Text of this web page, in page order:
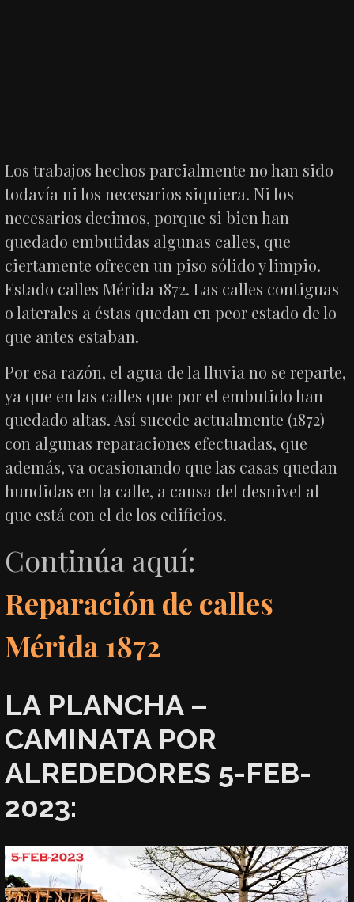
Los trabajos hechos parcialmente no han sido
todavía ni los necesarios siquiera. Ni los
necesarios decimos, porque si bien han
quedado embutidas algunas calles, que
ciertamente ofrecen un piso sólido y limpio.
Estado calles Mérida 1872. Las calles contiguas
o laterales a éstas quedan en peor estado de lo
que antes estaban.
Por esa razón, el agua de la lluvia no se reparte,
ya que en las calles que por el embutido han
quedado altas. Así sucede actualmente (1872)
con algunas reparaciones efectuadas, que
además, va ocasionando que las casas quedan
hundidas en la calle, a causa del desnivel al
que está con el de los edificios.
Continúa aquí:
Reparación de calles
Mérida 1872
LA PLANCHA –
CAMINATA POR
ALREDEDORES 5-FEB-
2023: